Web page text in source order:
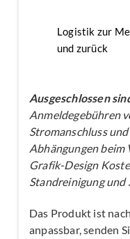
Logistik zur
und zurück
Ausgeschlossen
Anmeldegebühren
Stromanschluss
Abhängungen
Grafik-Design
Standreinigung und
Das Produkt ist
anpassbar, senden